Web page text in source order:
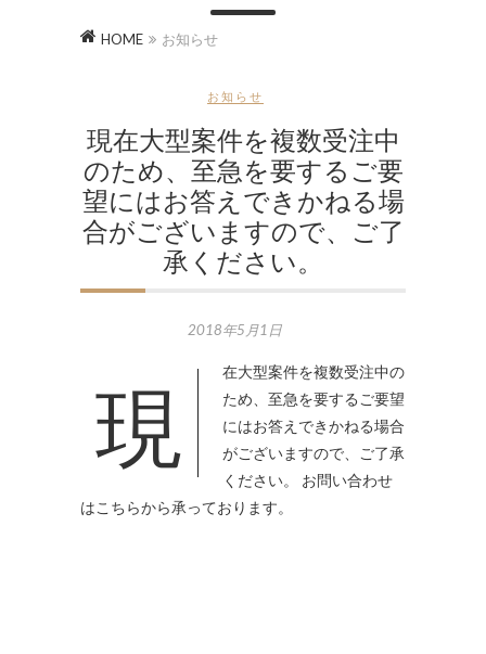
HOME お知らせ
お知らせ
現在大型案件を複数受注中
のため、至急を要するご要
望にはお答えできかねる場
合がございますので、ご了
承ください。
2018年5月1日
現在大型案件を複数受注中の
ため、至急を要するご要望
にはお答えできかねる場合
がございますので、ご了承
ください。 お問い合わせ
はこちらから承っております。